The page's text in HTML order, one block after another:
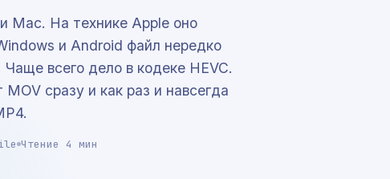
Mac. На технике Apple оно
и Android файл нередко
всего дело в кодеке HEVC.
сразу и как раз и навсегда
Чтение 4 мин